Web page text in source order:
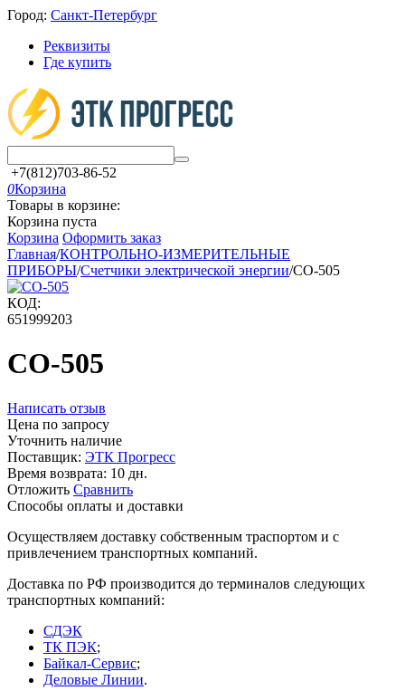
Город: Санкт-Петербург
Реквизиты
Где купить
+7(812)703-86-52
0Корзина
Товары в корзине:
Корзина пуста
Корзина Оформить заказ
Главная/КОНТРОЛЬНО-ИЗМЕРИТЕЛЬНЫЕ
ПРИБОРЫ/Счетчики электрической энергии/СО-505
КОД:
651999203
СО-505
Написать отзыв
Цена по запросу
Уточнить наличие
Поставщик: ЭТК Прогресс
Время возврата: 10 дн.
Отложить Сравнить
Способы оплаты и доставки
Осуществляем доставку собственным траспортом и с
привлечением транспортных компаний.
Доставка по РФ производится до терминалов следующих
транспортных компаний:
СДЭК
ТК ПЭК;
Байкал-Сервис;
Деловые Линии.